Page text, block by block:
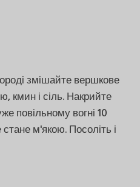
змішайте вершкове
кмин і сіль. Накрийте
повільному вогні 10
м'якою. Посоліть і